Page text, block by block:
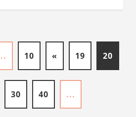
10 « 19 20
30 40 ...